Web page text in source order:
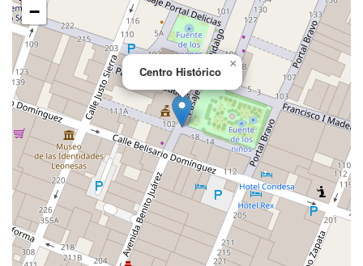
Centro Histórico
×
−